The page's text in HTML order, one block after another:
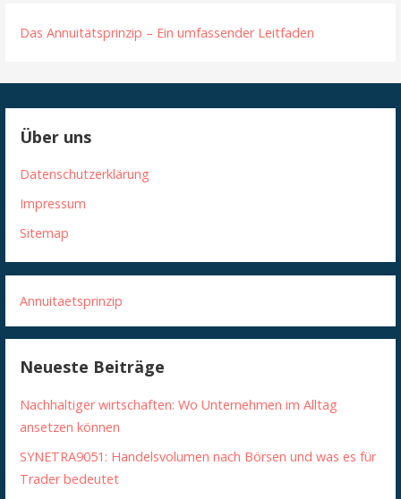
Das Annuitätsprinzip – Ein umfassender Leitfaden
Über uns
Datenschutzerklärung
Impressum
Sitemap
Annuitaetsprinzip
Neueste Beiträge
Nachhaltiger wirtschaften: Wo Unternehmen im Alltag
ansetzen können
SYNETRA9051: Handelsvolumen nach Börsen und was es für
Trader bedeutet